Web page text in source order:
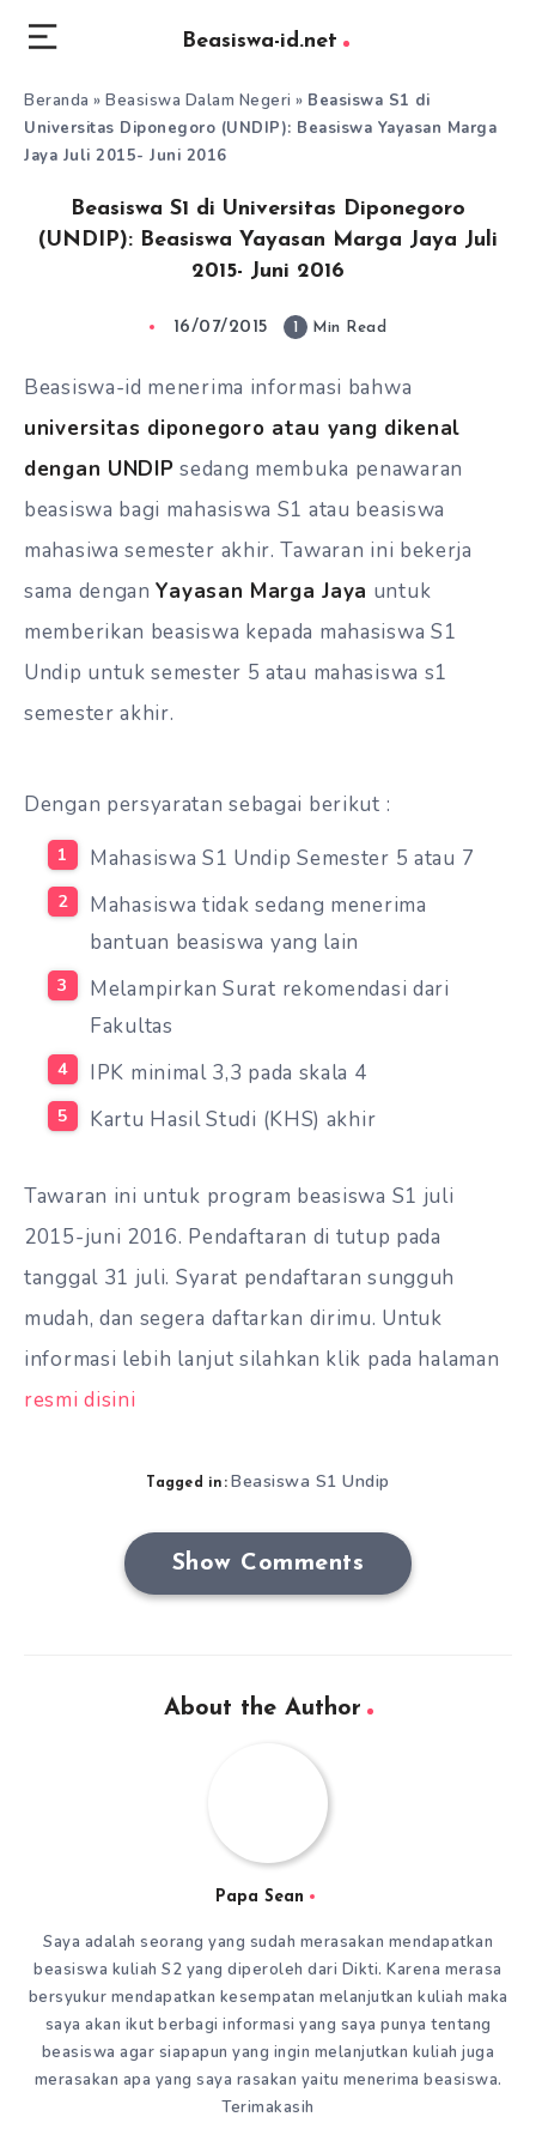
Beasiswa-id.net
Beranda » Beasiswa Dalam Negeri » Beasiswa S1 di
Universitas Diponegoro (UNDIP): Beasiswa Yayasan Marga
Jaya Juli 2015- Juni 2016
Beasiswa S1 di Universitas Diponegoro
(UNDIP): Beasiswa Yayasan Marga Jaya Juli
2015- Juni 2016
16/07/2015 1 Min Read
Beasiswa-id menerima informasi bahwa
universitas diponegoro atau yang dikenal
dengan UNDIP sedang membuka penawaran
beasiswa bagi mahasiswa S1 atau beasiswa
mahasiwa semester akhir. Tawaran ini bekerja
sama denganYayasan Marga Jaya untuk
memberikan beasiswa kepada mahasiswa S1
Undip untuk semester 5 atau mahasiswa s1
semester akhir.
Dengan persyaratan sebagai berikut :
Mahasiswa S1 Undip Semester 5 atau 7
Mahasiswa tidak sedang menerima
bantuan beasiswa yang lain
Melampirkan Surat rekomendasi dari
Fakultas
IPK minimal 3,3 pada skala 4
Kartu Hasil Studi (KHS) akhir
Tawaran ini untuk program beasiswa S1 juli
2015-juni 2016. Pendaftaran di tutup pada
tanggal 31 juli. Syarat pendaftaran sungguh
mudah, dan segera daftarkan dirimu. Untuk
informasi lebih lanjut silahkan klik pada halaman
resmi disini
Tagged in: Beasiswa S1 Undip
Show Comments
About the Author
Papa Sean
Saya adalah seorang yang sudah merasakan mendapatkan
beasiswa kuliah S2 yang diperoleh dari Dikti. Karena merasa
bersyukur mendapatkan kesempatan melanjutkan kuliah maka
saya akan ikut berbagi informasi yang saya punya tentang
beasiswa agar siapapun yang ingin melanjutkan kuliah juga
merasakan apa yang saya rasakan yaitu menerima beasiswa.
Terimakasih